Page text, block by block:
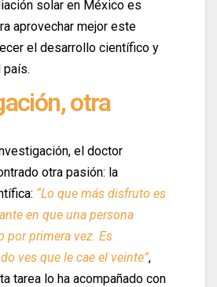
solar en México es
aprovechar mejor este
el desarrollo científico y
otra
el doctor
otra pasión: la
“Lo que más disfruto es
en que una persona
por primera vez. Es
ves que le cae el veinte”,
tarea lo ha acompañado con